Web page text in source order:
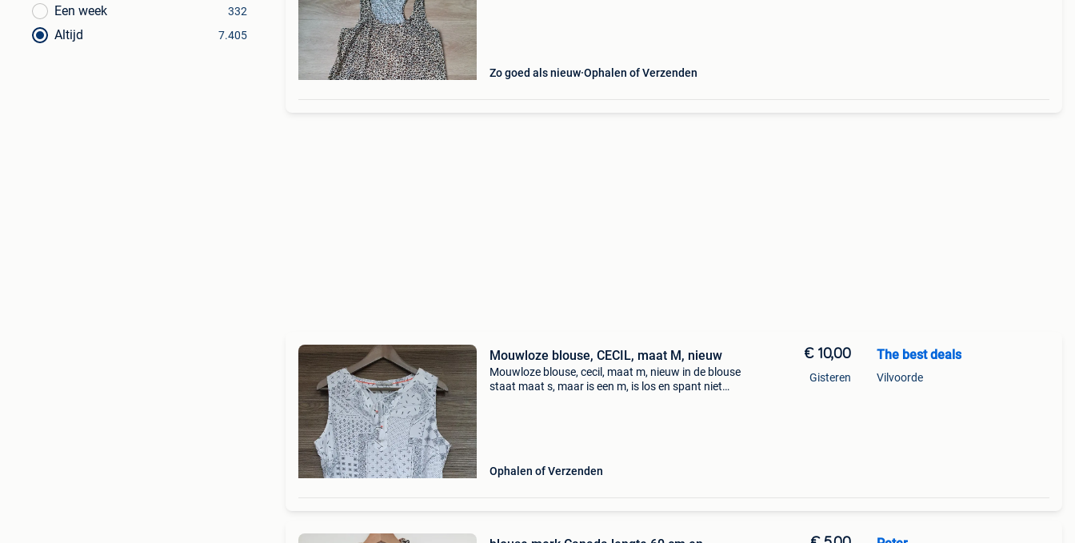
Een week 332
Altijd 7.405
Zo goed als nieuw Ophalen of Verzenden
Mouwloze blouse, CECIL, maat M, nieuw
Mouwloze blouse, cecil, maat m, nieuw in de blouse
staat maat s, maar is een m, is los en spant niet
Ophalen of Verzenden
€ 10,00
Gisteren
The best deals
Vilvoorde